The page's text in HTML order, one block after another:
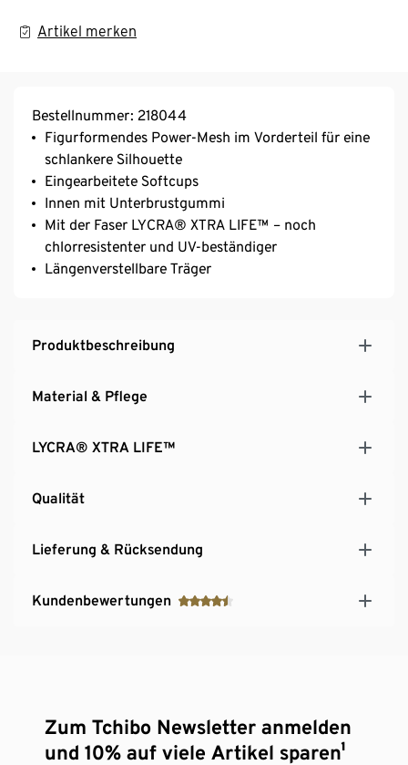
Artikel merken
Bestellnummer: 218044
Figurformendes Power-Mesh im Vorderteil für eine
schlankere Silhouette
Eingearbeitete Softcups
Innen mit Unterbrustgummi
Mit der Faser LYCRA® XTRA LIFE™ – noch
chlorresistenter und UV-beständiger
Längenverstellbare Träger
Produktbeschreibung
Material & Pflege
LYCRA® XTRA LIFE™
Qualität
Lieferung & Rücksendung
Kundenbewertungen
Zum Tchibo Newsletter anmelden
und 10% auf viele Artikel sparen¹